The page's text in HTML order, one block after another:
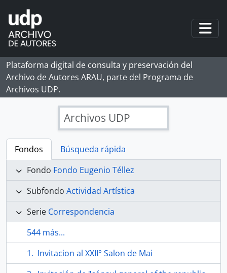
Skip to main content
Plataforma digital de consulta y preservación del
Archivo de Autores ARAU, parte del Programa de
Archivos UDP.
Archivos UDP
Fondos
Búsqueda rápida
Fondo Fondo Eugenio Téllez
Subfondo Actividad Artística
Serie Correspondencia
544 más...
Invitacion al XXII° Salon de Mai